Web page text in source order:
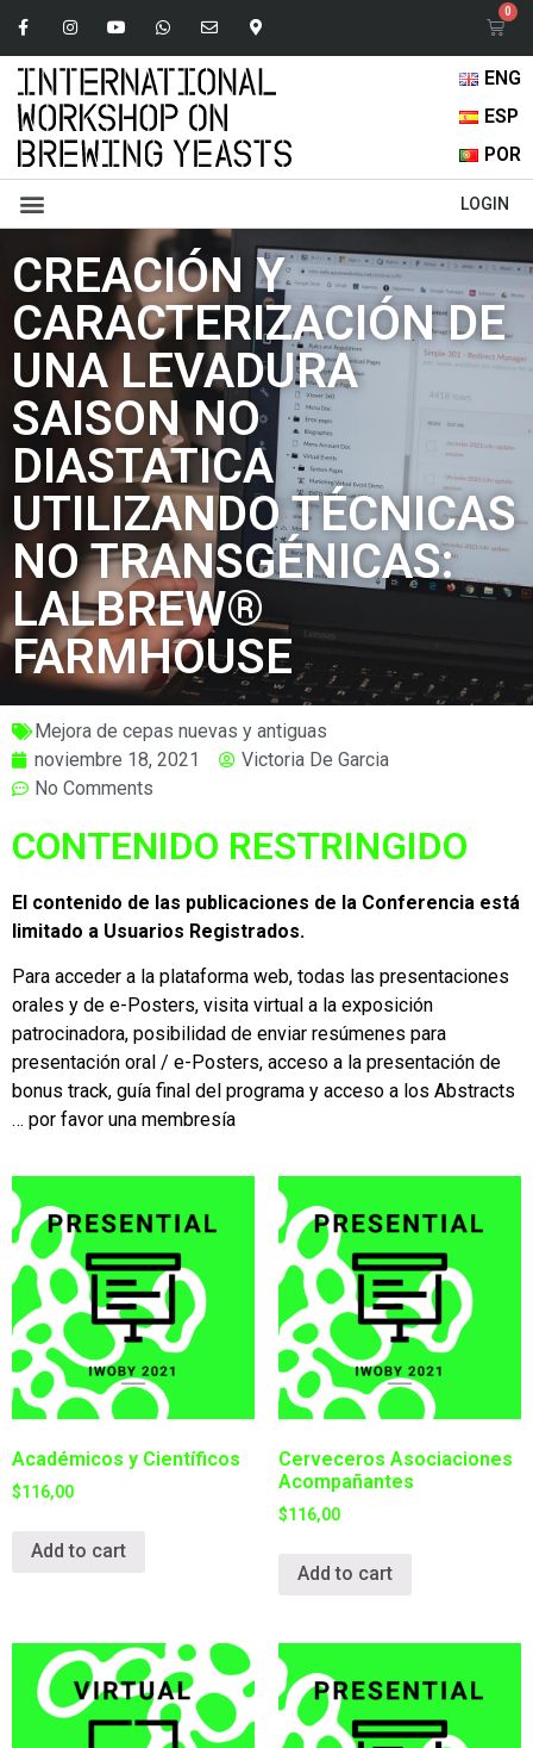
ENG
ESP
POR
LOGIN
CREACIÓN Y
CARACTERIZACIÓN DE
UNA LEVADURA
SAISON NO
DIASTATICA
UTILIZANDO TÉCNICAS
NO TRANSGÉNICAS:
LALBREW®️
FARMHOUSE
Mejora de cepas nuevas y antiguas
noviembre 18, 2021
Victoria De Garcia
No Comments
CONTENIDO RESTRINGIDO
El contenido de las publicaciones de la Conferencia está
limitado a Usuarios Registrados.
Para acceder a la plataforma web, todas las presentaciones
orales y de e-Posters, visita virtual a la exposición
patrocinadora, posibilidad de enviar resúmenes para
presentación oral / e-Posters, acceso a la presentación de
bonus track, guía final del programa y acceso a los Abstracts
… por favor una membresía
Académicos y Científicos
$116,00
Add to cart
Cerveceros Asociaciones
Acompañantes
$116,00
Add to cart